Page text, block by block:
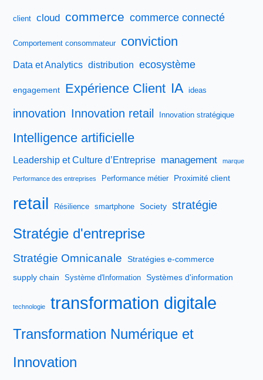
qu’il
qualifié.
client cloud commerce commerce connecté
Comportement consommateur conviction
Data et Analytics distribution ecosystème
engagement Expérience Client IA ideas
innovation Innovation retail Innovation stratégique
Intelligence artificielle
Leadership et Culture d’Entreprise management marque
Performance des entreprises Performance métier Proximité client
retail Résilience smartphone Society stratégie
Stratégie d'entreprise
Stratégie Omnicanale
Stratégies e-commerce
supply chain
Système d'Information Systèmes d'information
technologie transformation digitale
Transformation Numérique et
Innovation